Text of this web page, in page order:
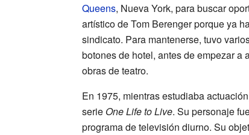
Queens, Nueva York, para buscar
artístico de Tom Berenger porque ya
sindicato. Para mantenerse, tuvo
botones de hotel, antes de empezar
obras de teatro.
En 1975, mientras estudiaba
serie One Life to Live. Su personaje
programa de televisión diurno. Su